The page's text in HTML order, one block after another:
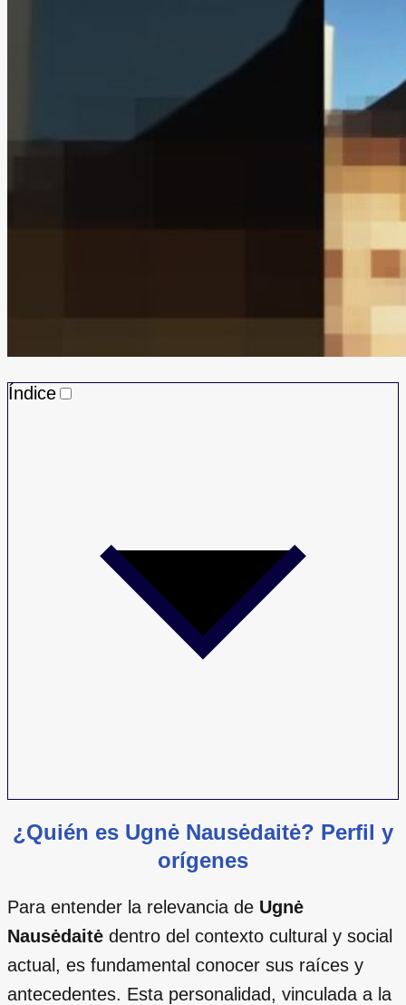
Índice
¿Quién es Ugnė Nausėdaitė? Perfil y
orígenes
Para entender la relevancia de Ugnė
Nausėdaitė dentro del contexto cultural y social
actual, es fundamental conocer sus raíces y
antecedentes. Esta personalidad, vinculada a la